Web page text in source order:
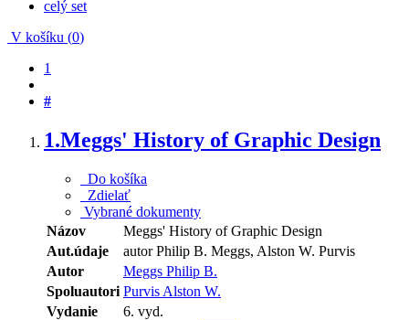
celý set
V košíku (0)
1
#
1.Meggs' History of Graphic Design
Do košíka
Zdielať
Vybrané dokumenty
Názov
Meggs' History of Graphic Design
Aut.údaje
autor Philip B. Meggs, Alston W. Purvis
Autor
Meggs Philip B.
Spoluautori Purvis Alston W.
Vydanie
6. vyd.